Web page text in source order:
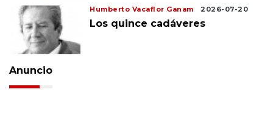
Humberto Vacaflor Ganam 2026-07-20
Los quince cadáveres
Anuncio